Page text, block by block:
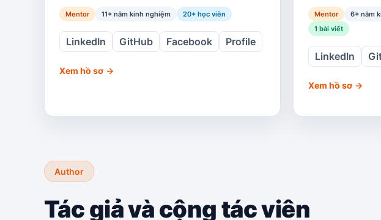
Mentor 11+ năm kinh nghiệm 20+ học viên
LinkedIn GitHub Facebook Profile
Xem hồ sơ →
Mentor 6+ năm
1 bài viết
LinkedIn
Xem hồ sơ →
Author
Tác giả và cộng tác viên